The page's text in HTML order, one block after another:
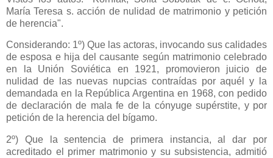
María Teresa s. acción de nulidad de matrimonio y petición
de herencia".
Considerando: 1º) Que las actoras, invocando sus calidades
de esposa e hija del causante según matrimonio celebrado
en
la Unión Soviética en 1921, promovieron juicio de
nulidad de las nuevas nupcias contraídas por aquél y la
demandada en la República Argentina en 1968, con pedido
de declaración de mala fe de la cónyuge supérstite, y por
petición de la herencia del bígamo.
2º) Que la sentencia de primera instancia, al dar por
acreditado el primer matrimonio y su subsistencia, admitió